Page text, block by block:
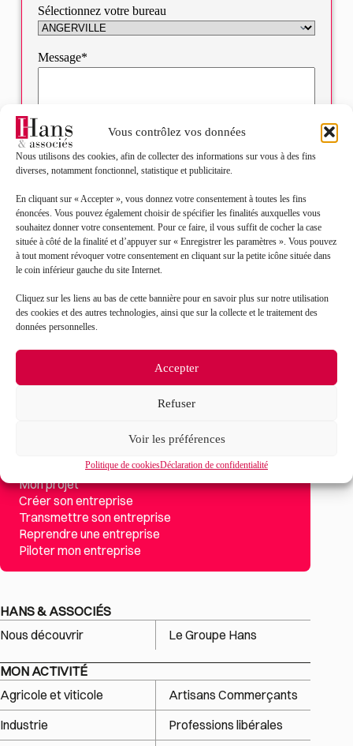
Vous contrôlez vos données
Nous utilisons des cookies, afin de collecter des informations sur vous à des fins
diverses, notamment fonctionnel, statistique et publicitaire.
En cliquant sur « Accepter », vous donnez votre consentement à toutes les fins
énoncées. Vous pouvez également choisir de spécifier les finalités auxquelles vous
souhaitez donner votre consentement. Pour ce faire, il vous suffit de cocher la case
située à côté de la finalité et d’appuyer sur « Enregistrer les paramètres ». Vous pouvez
à tout moment révoquer votre consentement en cliquant sur la petite icône située dans
le coin inférieur gauche du site Internet.
Cliquez sur les liens au bas de cette bannière pour en savoir plus sur notre utilisation
des cookies et des autres technologies, ainsi que sur la collecte et le traitement des
données personnelles.
Accepter
Refuser
Voir les préférences
Politique de cookiesDéclaration de confidentialité
Sélectionnez votre bureau
Message*
RGPDJ’accepte que mes données soient traitées en accord
avec la politique de confidentialité du site*
d’utilisations’appliquent.
Mon projet
Créer son entreprise
Transmettre son entreprise
Reprendre une entreprise
Piloter mon entreprise
HANS & ASSOCIÉS
Nous découvrir
Le Groupe Hans
MON ACTIVITÉ
Agricole et viticole
Artisans Commerçants
Industrie
Professions libérales